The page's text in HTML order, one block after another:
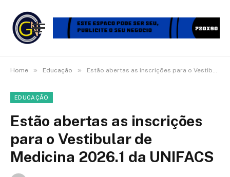
Home » Educação » Estão abertas as inscrições para o Vestibular de Medicina 2026.1 da UNIFACS
EDUCAÇÃO
Estão abertas as inscrições
para o Vestibular de
Medicina 2026.1 da UNIFACS